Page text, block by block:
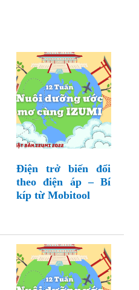
Điện trở biến đổi
theo điện áp – Bí
kíp từ Mobitool